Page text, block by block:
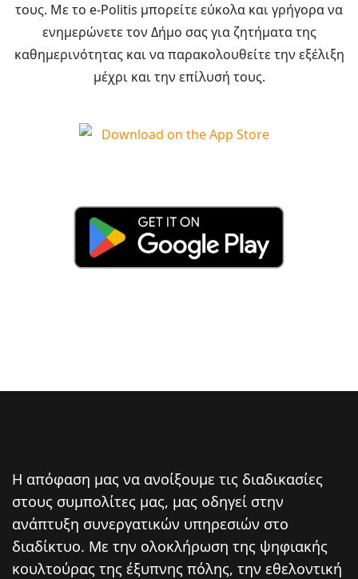
τους. Με το e-Politis μπορείτε εύκολα και γρήγορα να
ενημερώνετε τον Δήμο σας για ζητήματα της
καθημερινότητας και να παρακολουθείτε την εξέλιξη
μέχρι και την επίλυσή τους.
Η απόφαση μας να ανοίξουμε τις διαδικασίες
στους συμπολίτες μας, μας οδηγεί στην
ανάπτυξη συνεργατικών υπηρεσιών στο
διαδίκτυο. Mε την ολοκλήρωση της ψηφιακής
κουλτούρας της έξυπνης πόλης, την εθελοντική